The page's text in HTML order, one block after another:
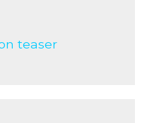
teaser